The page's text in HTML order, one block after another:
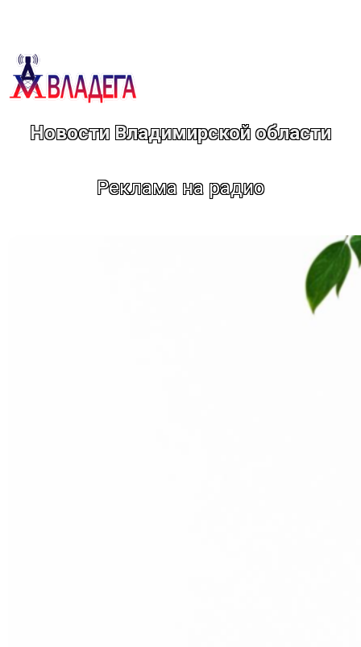
Новости Владимирской области
Реклама на радио